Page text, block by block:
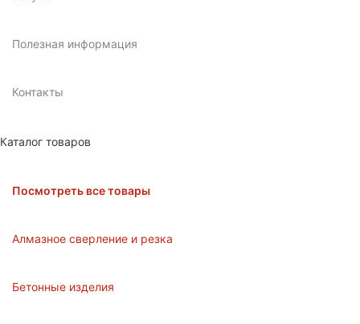
Полезная информация
Контакты
Каталог товаров
Посмотреть все товары
Алмазное сверление и резка
Бетонные изделия